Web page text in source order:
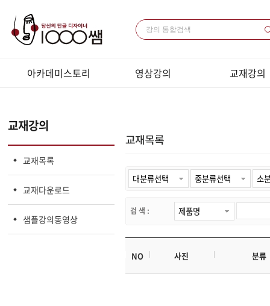
아카데미스토리 영상강의
LIVE 목록
교재강의
교재강의
교재목록
교재다운로드
샘플강의동영상
검 색 :
NO 사진 분류